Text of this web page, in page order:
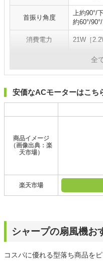
首振り角度
上約90°/
約60°/
消費電力 21W［
8段階（
全
安価なACモーターはこち
商品イメージ
（画像出典：楽
天市場）
楽天市場
シャープの扇風機お
コスパに優れる型落ち商品を